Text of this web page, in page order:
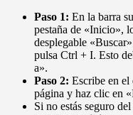
Paso 1: En la barra
pestaña de «Inicio»,
desplegable
pulsa Ctrl + I. Esto
a».
Paso 2: Escribe en el
página y haz clic en
Si no estás seguro